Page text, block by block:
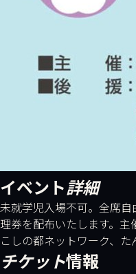
イベント詳細
未就学児入場不可。全席
理券を配布いたします。主
こしの都ネットワーク、
チケット情報